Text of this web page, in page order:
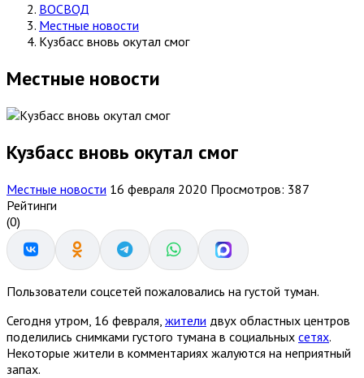
ВОСВОД
Местные новости
Кузбасс вновь окутал смог
Местные новости
Кузбасс вновь окутал смог
Местные новости 16 февраля 2020 Просмотров: 387
Рейтинги
(0)
Пользователи соцсетей пожаловались на густой туман.
Сегодня утром, 16 февраля, жители двух областных центров
поделились снимками густого тумана в социальных сетях.
Некоторые жители в комментариях жалуются на неприятный
запах.